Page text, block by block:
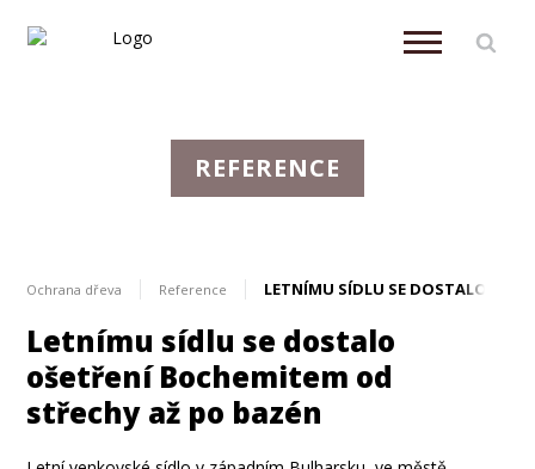
REFERENCE
Ochrana dřeva Reference LETNÍMU SÍDLU SE DOSTALO
Letnímu sídlu se dostalo
ošetření Bochemitem od
střechy až po bazén